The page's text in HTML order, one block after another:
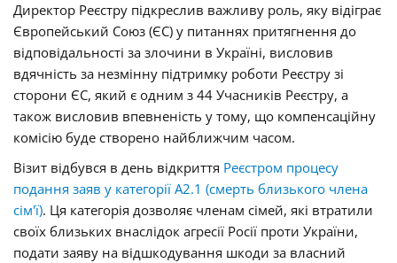
Директор Реєстру підкреслив важливу роль, яку відіграє
Європейський Союз (ЄС) у питаннях притягнення до
відповідальності за злочини в Україні, висловив
вдячність за незмінну підтримку роботи Реєстру зі
сторони ЄС, який є одним з 44 Учасників Реєстру, а
також висловив впевненість у тому, що компенсаційну
комісію буде створено найближчим часом.
Візит відбувся в день відкриття Реєстром процесу
подання заяв у категорії А2.1 (смерть близького члена
сім'ї). Ця категорія дозволяє членам сімей, які втратили
своїх близьких внаслідок агресії Росії проти України,
подати заяву на відшкодування шкоди за власний